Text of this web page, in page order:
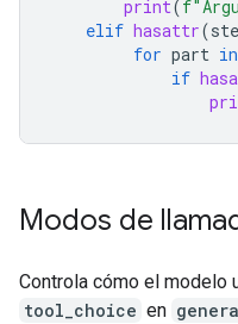
print( f
elif hasattr(
for part in
if
Modos de
Controla cómo el modelo
tool_choice en